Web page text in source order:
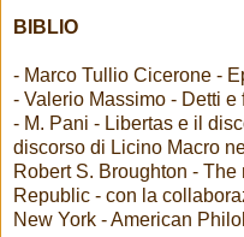
BIBLIO
- Marco Tullio Cicerone -
- Valerio Massimo - Detti
- M. Pani - Libertas e il
discorso di Licino Macro
Robert S. Broughton -
Republic - con la
New York - American